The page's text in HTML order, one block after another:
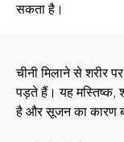
सकता है।
चीनी मिलाने से शरीर
पड़ते हैं। यह मस्तिष्क,
है और सूजन का कारण